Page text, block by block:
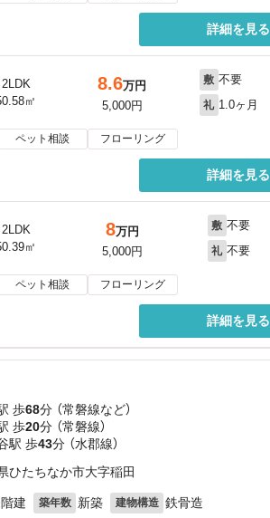
詳細を見る
2LDK
㎡
8.6万円
5,000円
敷 不要
礼 1.0ヶ月
ペット相談 フローリング
詳細を見る
2LDK
㎡
8万円
5,000円
敷 不要
礼 不要
ペット相談 フローリング
詳細を見る
歩68分 （常磐線など）
歩20分 （常磐線）
駅 歩43分 （水郡線）
ひたちなか市大字稲田
建 築年数 新築 建物構造 鉄骨造